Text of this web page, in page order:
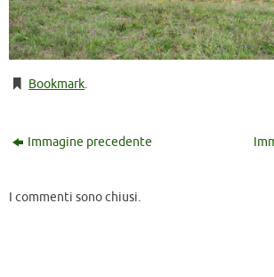
Bookmark.
Immagine precedente
I commenti sono chiusi.